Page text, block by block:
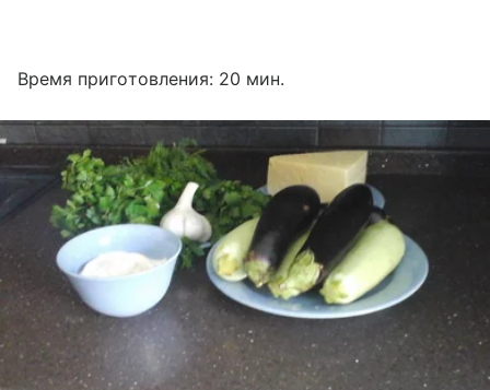
Время приготовления: 20 мин.